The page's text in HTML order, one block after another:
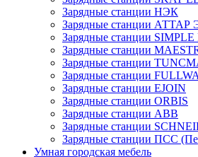
Зарядные станции НЭК
Зарядные станции АТТАР
Зарядные станции
Зарядные станции
Зарядные станции
Зарядные станции
Зарядные станции EJOIN
Зарядные станции ORBIS
Зарядные станции ABB
Зарядные станции
Зарядные станции ПСС
Умная городская мебель